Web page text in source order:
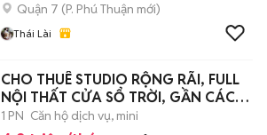
Quận 7 (P. Phú Thuận mới)
Thái Lài
CHO THUÊ STUDIO RỘNG RÃI, FULL
NỘI THẤT CỬA SỔ TRỜI, GẦN CÁC
TĐH Q9
1 PN Căn hộ dịch vụ, mini